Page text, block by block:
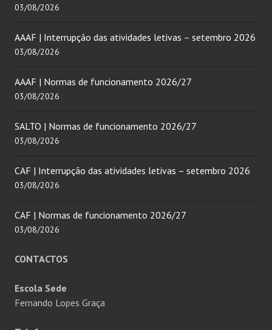
03/08/2026
AAAF | Interrupção das atividades letivas – setembro 2026
03/08/2026
AAAF | Normas de funcionamento 2026/27
03/08/2026
SALTO | Normas de funcionamento 2026/27
03/08/2026
CAF | Interrupção das atividades letivas – setembro 2026
03/08/2026
CAF | Normas de funcionamento 2026/27
03/08/2026
CONTACTOS
Escola Sede
Fernando Lopes Graça